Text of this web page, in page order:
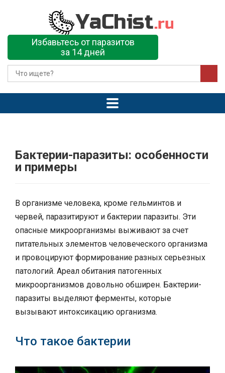
Избавьтесь от паразитов
за 14 дней
Бактерии-паразиты: особенности
и примеры
В организме человека, кроме гельминтов и
червей, паразитируют и бактерии паразиты. Эти
опасные микроорганизмы выживают за счет
питательных элементов человеческого организма
и провоцируют формирование разных серьезных
патологий. Ареал обитания патогенных
микроорганизмов довольно обширен. Бактерии-
паразиты выделяют ферменты, которые
вызывают интоксикацию организма.
Что такое бактерии